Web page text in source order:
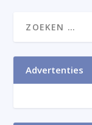
Advertenties